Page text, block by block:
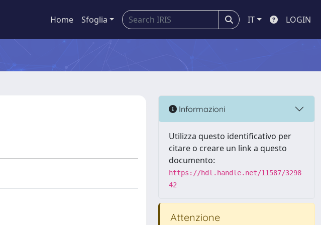
Home Sfoglia IT LOGIN
Informazioni
Utilizza questo identificativo per
citare o creare un link a questo
documento:
https://hdl.handle.net/11587/3298
42
Attenzione